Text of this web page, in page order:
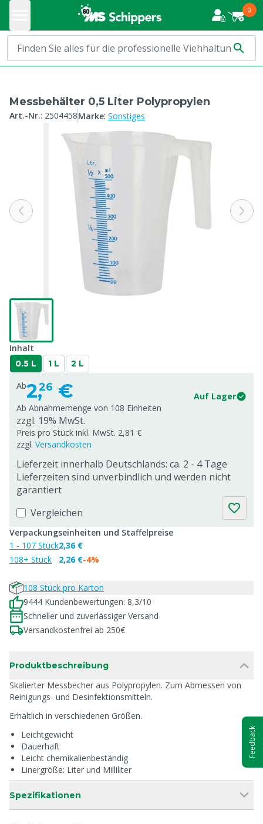
0
Messbehälter 0,5 Liter Polypropylen
Art.-Nr.: 2504458Marke: Sonstiges
Inhalt
0.5 L 1 L 2 L
Ab2,26 €
Auf Lager
Ab Abnahmemenge von 108 Einheiten
zzgl. 19% MwSt.
Preis pro Stück inkl. MwSt. 2,81 €
zzgl. Versandkosten
Lieferzeit innerhalb Deutschlands: ca. 2 - 4 Tage
Lieferzeiten sind unverbindlich und werden nicht
garantiert
Vergleichen
Verpackungseinheiten und Staffelpreise
1 - 107 Stück
108+ Stück
2,36 €
2,26 €-4%
108 Stück pro Karton
9444 Kundenbewertungen: 8,3/10
Schneller und zuverlässiger Versand
Versandkostenfrei ab 250€
Produktbeschreibung
Skalierter Messbecher aus Polypropylen. Zum Abmessen von
Reinigungs- und Desinfektionsmitteln.
Erhältlich in verschiedenen Größen.
Leichtgewicht
Dauerhaft
Leicht chemikalienbeständig
Linergröße: Liter und Milliliter
Spezifikationen
Feedback